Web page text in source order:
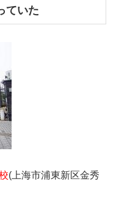
ていた
(上海市浦東新区金秀